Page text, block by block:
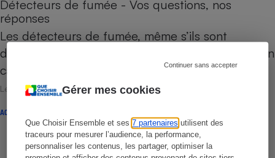
Gérer mes cookies
Que Choisir Ensemble et ses7 partenaires utilisent des
traceurs pour mesurer l’audience, la performance,
personnaliser les contenus, les partager, optimiser la
Continuer sans accepter
Détecteurs de fumée - Vos questions, nos
réponses
Les détecteurs de fumée, même s’ils sont
destinés à alerter les occupants d’un logement en
cas de risque d’incendie,…
Le 26 janvier 2015
ACTION QUE CHOISIR ENSEMBLE